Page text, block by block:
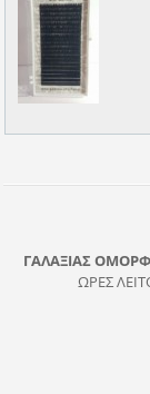
ΓΑΛΑΞΙΑΣ
ΩΡΕΣ